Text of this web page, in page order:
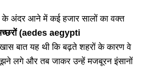
के अंदर आने में कई हजार सालों का वक्त
(aedes aegypti
बात यह थी कि बढ़ते शहरों के कारण वे
लगे और तब जाकर उन्हें मजबूरन इंसानों